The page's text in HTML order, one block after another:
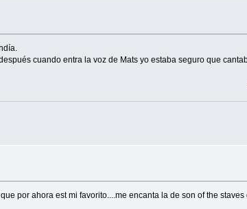
cuando entra la voz de Mats yo estaba seguro que
por ahora est mi favorito....me encanta la de son of the staves